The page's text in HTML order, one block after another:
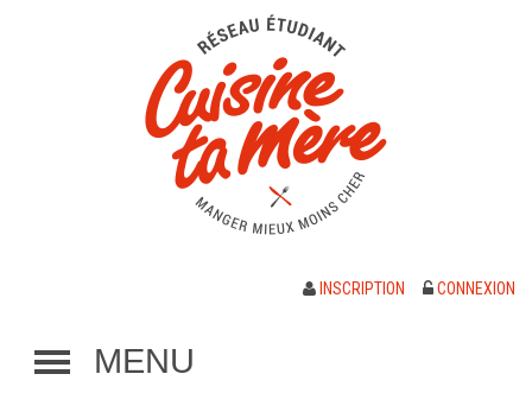
INSCRIPTION CONNEXION
MENU